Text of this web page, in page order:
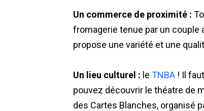
Un commerce de proximité :
fromagerie tenue par un couple
propose une variété et une
Un lieu culturel : le TNBA ! Il
pouvez découvrir le théatre de
des Cartes Blanches, organisé